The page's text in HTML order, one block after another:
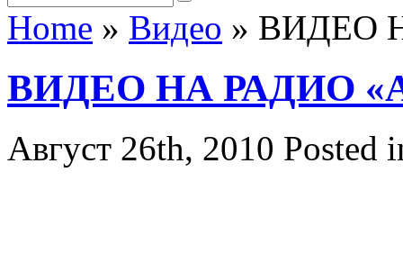
Home » Видео » ВИДЕО
ВИДЕО НА РАДИО
Август 26th, 2010 Posted